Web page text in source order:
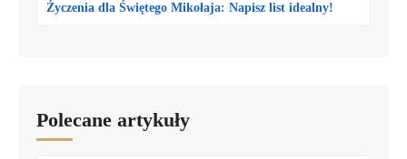
Życzenia dla Świętego Mikołaja: Napisz list idealny!
Polecane artykuły